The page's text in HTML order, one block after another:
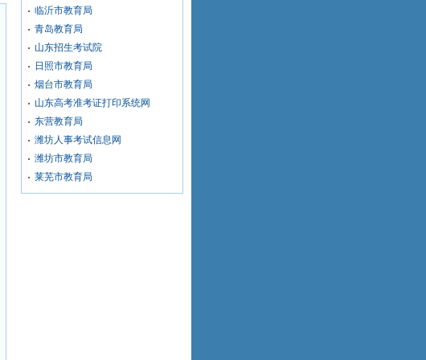
临沂市教育局
青岛教育局
山东招生考试院
日照市教育局
烟台市教育局
山东高考准考证打印系统网
东营教育局
潍坊人事考试信息网
潍坊市教育局
莱芜市教育局